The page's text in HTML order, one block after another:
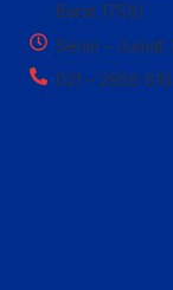
Barat 17510
Senin –
021 – 2956